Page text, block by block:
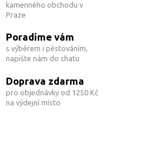
kamenného obchodu v
Praze
Poradíme vám
s výběrem i pěstováním,
napište nám do chatu
Doprava zdarma
pro objednávky od 1250 Kč
na výdejní místo